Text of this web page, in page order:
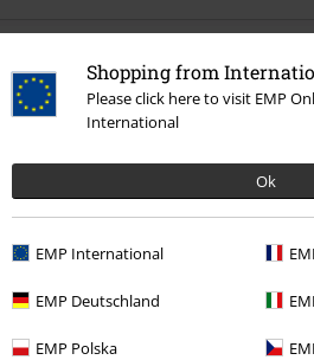
Shopping from
Please click here to visit EMP
International
Ok
EMP International
EMP Deutschland
EMP Polska
Meer categorieën. Meer opties.
Kledingmerken Alchemy Gothic
Stijlen Gothic Gothic mannen
Stijlen Gothic Sieraden Kettingen
Kledingmerken Sieraden Kettingen